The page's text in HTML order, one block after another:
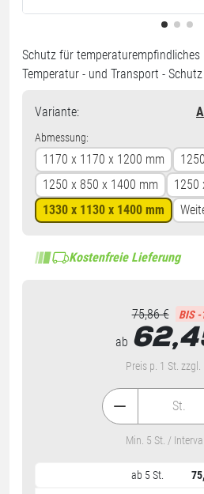
Schutz für temperaturempfindliches
Temperatur - und Transport -
Variante:
Abmessung:
1170 x 1170 x 1200 mm
1250 x 850 x 1400 mm
1250
1330 x 1130 x 1400 mm
Kostenfreie Lieferung
75,86 € BIS -
ab
Preis p. 1 St. zzgl.
ab 5 St.
St.
Min. 5 St. /